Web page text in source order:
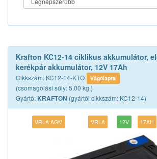
LONG
UPS-POWER
VARTA
Krafton KC12-14 ciklikus akkumulátor,
kerékpár akkumulátor, 12V 17Ah
Cikkszám: KC12-14-KTO Vágólapra
(csomagolási súly: 5.00 kg.)
Gyártó: KRAFTON (gyártói cikkszám: KC12-14)
VRLA AGM VRLA 12V 17AH